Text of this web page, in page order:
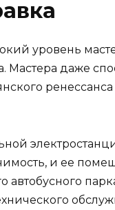
уровень
Мастера даже
и ее